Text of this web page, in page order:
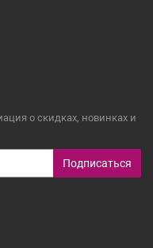
о скидках, новинках и
Подписаться